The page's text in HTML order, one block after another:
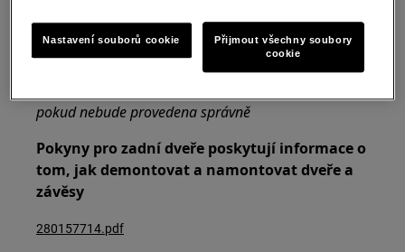
obuv.
Vezměte prosím na vědomí, že neopravitelná nebo
pokud nebude provedena správně
Pokyny pro zadní dveře poskytují informace o
tom, jak demontovat a namontovat dveře a
závěsy
280157714.pdf
Nastavení souborů cookie
Přijmout všechny soubory
cookie